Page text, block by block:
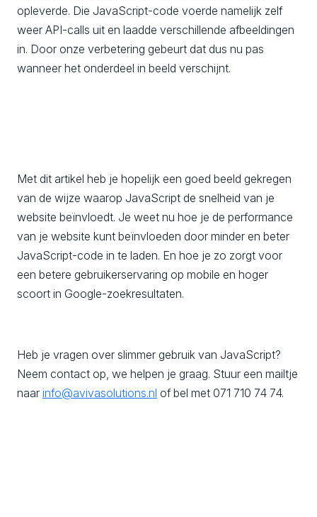
opleverde. Die JavaScript-code voerde namelijk zelf
weer API-calls uit en laadde verschillende afbeeldingen
in. Door onze verbetering gebeurt dat dus nu pas
wanneer het onderdeel in beeld verschijnt.
Met dit artikel heb je hopelijk een goed beeld gekregen
van de wijze waarop JavaScript de snelheid van je
website beïnvloedt. Je weet nu hoe je de performance
van je website kunt beïnvloeden door minder en beter
JavaScript-code in te laden. En hoe je zo zorgt voor
een betere gebruikerservaring op mobile en hoger
scoort in Google-zoekresultaten.
Heb je vragen over slimmer gebruik van JavaScript?
Neem contact op, we helpen je graag. Stuur een mailtje
naar info@avivasolutions.nl of bel met 071 710 74 74.